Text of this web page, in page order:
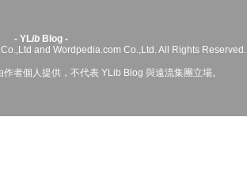
- YLib Blog -
and Wordpedia.com Co.,Ltd. All Rights Reserved.
者個人提供，不代表 YLib Blog 與遠流集團立場。